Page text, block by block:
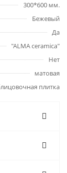
300*600 мм.
Бежевый
Да
"ALMA ceramica"
Нет
матовая
плитка